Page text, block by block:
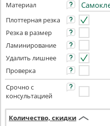
Материал
Плоттерная резка
Резка в размер
Ламинирование
Удалить лишнее
Проверка
Срочно с
консультацией
Количество, скидки